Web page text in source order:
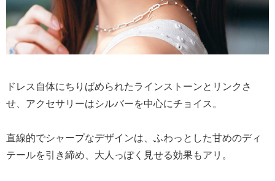
ドレス自体にちりばめられたラインストーンとリンクさ
せ、アクセサリーはシルバーを中心にチョイス。
直線的でシャープなデザインは、ふわっとした甘めのディ
テールを引き締め、大人っぽく見せる効果もアリ。